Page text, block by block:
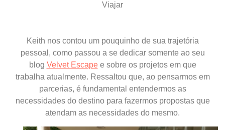
Viajar
Keith nos contou um pouquinho de sua trajetória
pessoal, como passou a se dedicar somente ao seu
blog Velvet Escapee sobre os projetos em que
trabalha atualmente. Ressaltou que, ao pensarmos em
parcerias, é fundamental entendermos as
necessidades do destino para fazermos propostas que
atendam as necessidades do mesmo.